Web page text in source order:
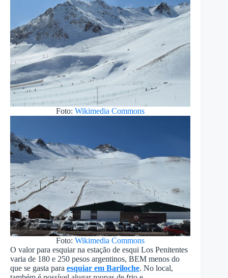
Foto:Wikimedia Commons
Foto:Wikimedia Commons
O valor para esquiar na estação de esqui Los Penitentes
varia de 180 e 250 pesos argentinos, BEM menos do
que se gasta para esquiar em Bariloche. No local,